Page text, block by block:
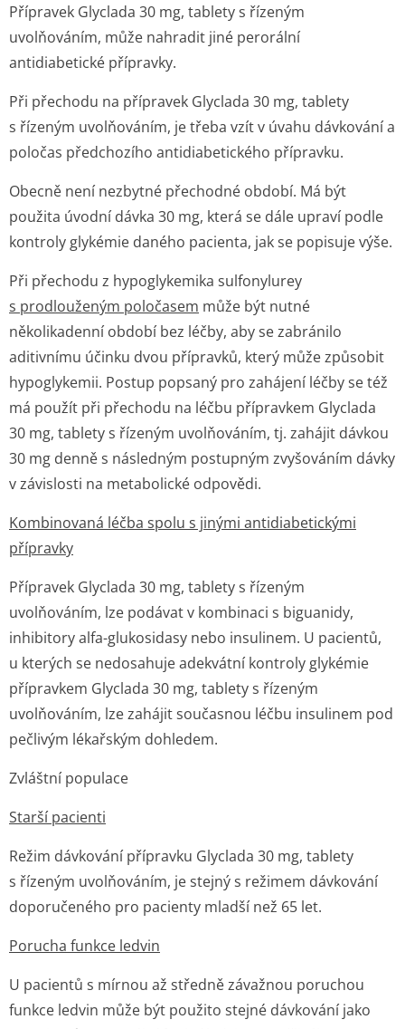
Přípravek Glyclada 30 mg, tablety s řízeným
uvolňováním, může nahradit jiné perorální
antidiabetické přípravky.
Při přechodu na přípravek Glyclada 30 mg, tablety
s řízeným uvolňováním, je třeba vzít v úvahu dávkování a
poločas předchozího antidiabetického přípravku.
Obecně není nezbytné přechodné období. Má být
použita úvodní dávka 30 mg, která se dále upraví podle
kontroly glykémie daného pacienta, jak se popisuje výše.
Při přechodu z hypoglykemika sulfonylurey
s prodlouženým poločasem může být nutné
několikadenní období bez léčby, aby se zabránilo
aditivnímu účinku dvou přípravků, který může způsobit
hypoglykemii. Postup popsaný pro zahájení léčby se též
má použít při přechodu na léčbu přípravkem Glyclada
30 mg, tablety s řízeným uvolňováním, tj. zahájit dávkou
30 mg denně s následným postupným zvyšováním dávky
v závislosti na metabolické odpovědi.
Kombinovaná léčba spolu s jinými antidiabetickými
přípravky
Přípravek Glyclada 30 mg, tablety s řízeným
uvolňováním, lze podávat v kombinaci s biguanidy,
inhibitory alfa-glukosidasy nebo insulinem. U pacientů,
u kterých se nedosahuje adekvátní kontroly glykémie
přípravkem Glyclada 30 mg, tablety s řízeným
uvolňováním, lze zahájit současnou léčbu insulinem pod
pečlivým lékařským dohledem.
Zvláštní populace
Starší pacienti
Režim dávkování přípravku Glyclada 30 mg, tablety
s řízeným uvolňováním, je stejný s režimem dávkování
doporučeného pro pacienty mladší než 65 let.
Porucha funkce ledvin
U pacientů s mírnou až středně závažnou poruchou
funkce ledvin může být použito stejné dávkování jako